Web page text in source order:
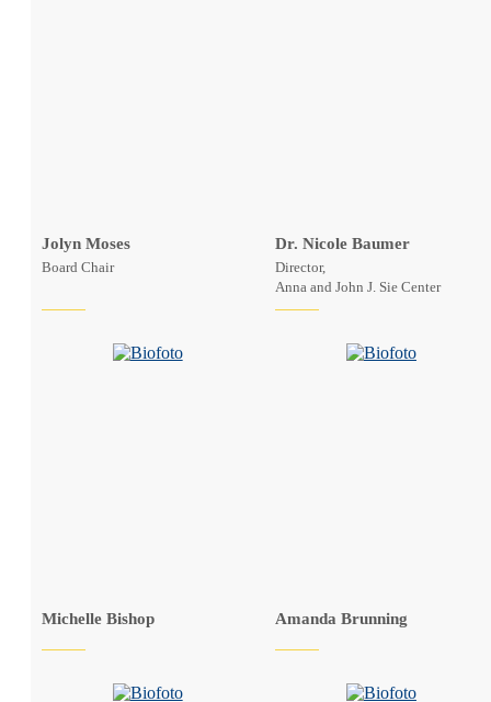
Jolyn Moses
Board Chair
Dr. Nicole Baumer
Director,
Anna and John J. Sie Center
Michelle Bishop Amanda Brunning